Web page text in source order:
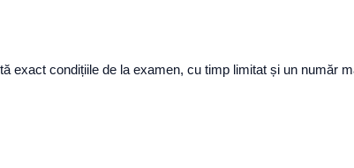
exact condițiile de la examen, cu timp limitat și un număr